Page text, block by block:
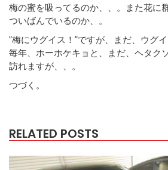
梅の蜜を吸ってるのか、、。また花に
ついばんでいるのか、。
”梅にウグイス！”ですが、まだ、ウグ
毎年、ホーホケキョと、まだ、ヘタク
訪れますが、、。
つづく。
RELATED POSTS